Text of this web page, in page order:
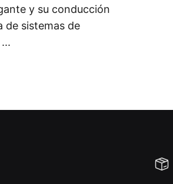
y su conducción
de sistemas de